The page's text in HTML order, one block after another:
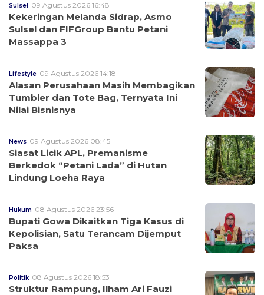
Sulsel 09 Agustus 2026 16:48
Kekeringan Melanda Sidrap, Asmo
Sulsel dan FIFGroup Bantu Petani
Massappa 3
Lifestyle 09 Agustus 2026 14:18
Alasan Perusahaan Masih Membagikan
Tumbler dan Tote Bag, Ternyata Ini
Nilai Bisnisnya
News 09 Agustus 2026 08:45
Siasat Licik APL, Premanisme
Berkedok “Petani Lada” di Hutan
Lindung Loeha Raya
Hukum 08 Agustus 2026 23:56
Bupati Gowa Dikaitkan Tiga Kasus di
Kepolisian, Satu Terancam Dijemput
Paksa
Politik 08 Agustus 2026 18:53
Struktur Rampung, Ilham Ari Fauzi